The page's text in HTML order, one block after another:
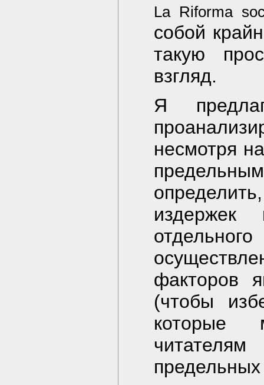
La Riforma
собой
такую
взгляд.
Я
несмотря
факторов
(чтобы
которые